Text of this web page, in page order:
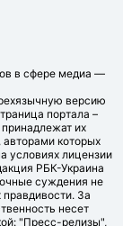
в сфере медиа —
версию
портала –
их
которых
условиях лицензии
РБК-Украина
суждения не
За
несет
"Пресс-релизы",